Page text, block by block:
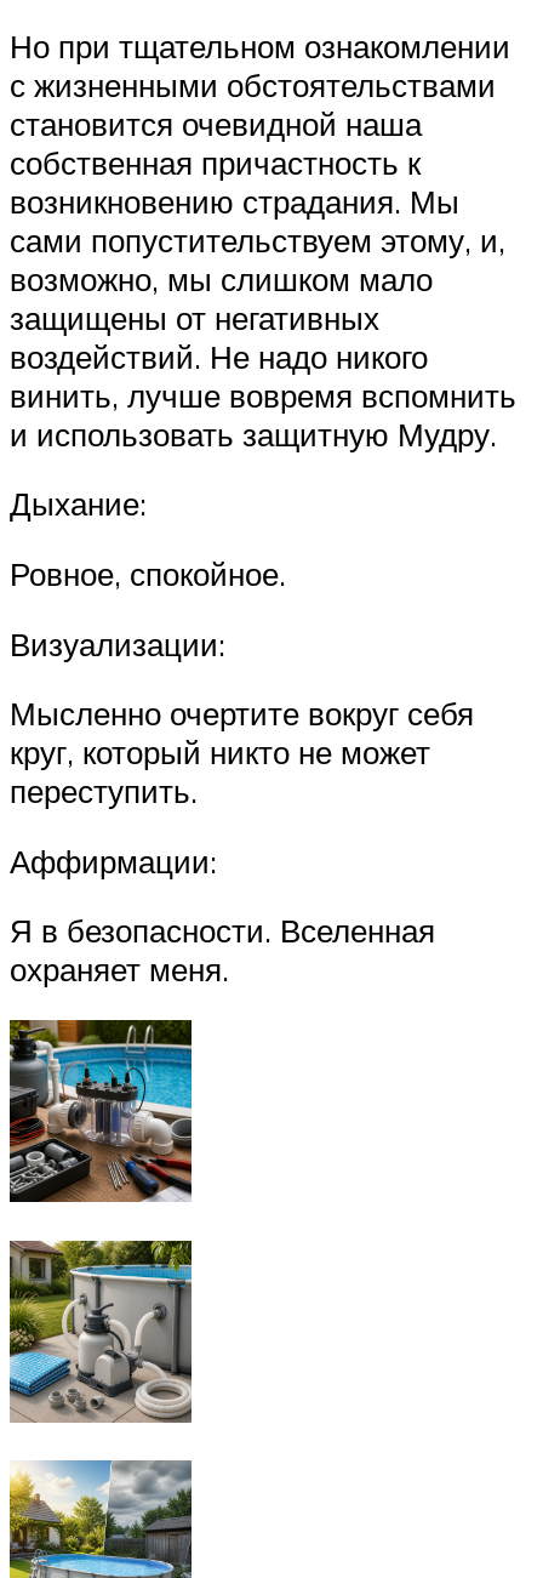
Но при тщательном ознакомлении
с жизненными обстоятельствами
становится очевидной наша
собственная причастность к
возникновению страдания. Мы
сами попустительствуем этому, и,
возможно, мы слишком мало
защищены от негативных
воздействий. Не надо никого
винить, лучше вовремя вспомнить
и использовать защитную Мудру.
Дыхание:
Ровное, спокойное.
Визуализации:
Мысленно очертите вокруг себя
круг, который никто не может
переступить.
Аффирмации:
Я в безопасности. Вселенная
охраняет меня.